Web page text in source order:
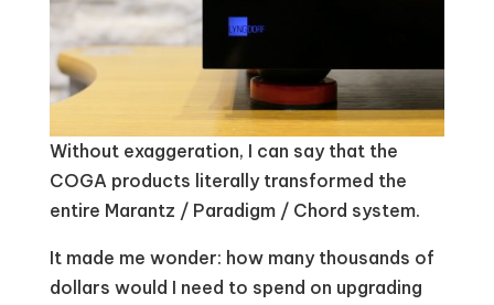
Without exaggeration, I can say that the
COGA products literally transformed the
entire Marantz / Paradigm / Chord system.
It made me wonder: how many thousands of
dollars would I need to spend on upgrading